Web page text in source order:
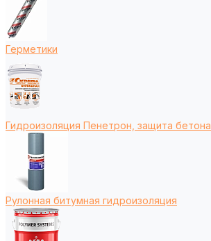
Герметики
Гидроизоляция Пенетрон, защита бетона
Рулонная битумная гидроизоляция